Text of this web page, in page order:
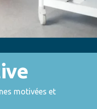
motivées et